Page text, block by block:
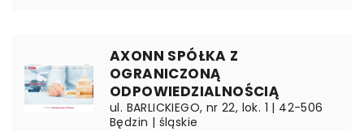
AXONN SPÓŁKA Z
OGRANICZONĄ
ODPOWIEDZIALNOŚCIĄ
ul. BARLICKIEGO, nr 22, lok. 1 | 42-506
Będzin | śląskie